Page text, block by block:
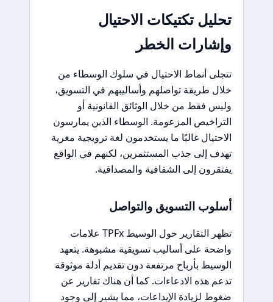
تحليل تكتيكات الاحتيال
وإشارات الخطر
تتجلى أنماط الاحتيال في سلوك الوسطاء من
خلال طريقة تواصلهم وأساليبهم في التسويق،
وليس فقط من خلال الوثائق القانونية أو
التراخيص المزعومة. الوسطاء الذين يمارسون
الاحتيال غالبًا ما يستخدمون لغة ترويجية مغرية
تهدف إلى جذب المستثمرين، لكنهم في الواقع
يفتقرون إلى الشفافية والمصداقية.
أسلوب التسويق والتواصل
تظهر التقارير حول الوسيط TPFx علامات
واضحة على أساليب تسويقية مشبوهة. يتعهد
الوسيط بأرباح مرتفعة دون تقديم أدلة موثوقة
تدعم هذه الادعاءات. كما أن هناك تقارير عن
ضغوط لزيادة الإيداعات، مما يشير إلى وجود